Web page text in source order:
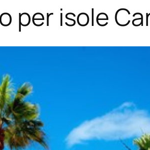
per isole